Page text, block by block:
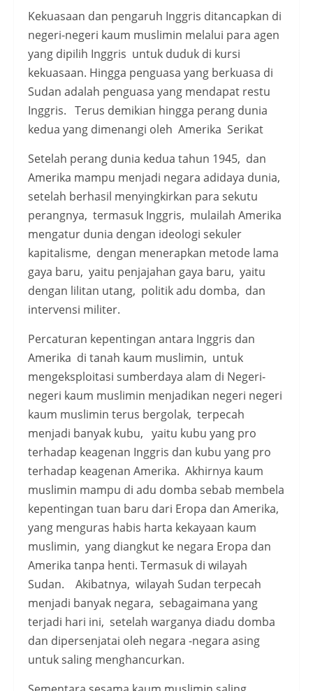
Kekuasaan dan pengaruh Inggris ditancapkan di
negeri-negeri kaum muslimin melalui para agen
yang dipilih Inggris untuk duduk di kursi
kekuasaan. Hingga penguasa yang berkuasa di
Sudan adalah penguasa yang mendapat restu
Inggris. Terus demikian hingga perang dunia
kedua yang dimenangi oleh Amerika Serikat
Setelah perang dunia kedua tahun 1945, dan
Amerika mampu menjadi negara adidaya dunia,
setelah berhasil menyingkirkan para sekutu
perangnya, termasuk Inggris, mulailah Amerika
mengatur dunia dengan ideologi sekuler
kapitalisme, dengan menerapkan metode lama
gaya baru, yaitu penjajahan gaya baru, yaitu
dengan lilitan utang, politik adu domba, dan
intervensi militer.
Percaturan kepentingan antara Inggris dan
Amerika di tanah kaum muslimin, untuk
mengeksploitasi sumberdaya alam di Negeri-
negeri kaum muslimin menjadikan negeri negeri
kaum muslimin terus bergolak, terpecah
menjadi banyak kubu, yaitu kubu yang pro
terhadap keagenan Inggris dan kubu yang pro
terhadap keagenan Amerika. Akhirnya kaum
muslimin mampu di adu domba sebab membela
kepentingan tuan baru dari Eropa dan Amerika,
yang menguras habis harta kekayaan kaum
muslimin, yang diangkut ke negara Eropa dan
Amerika tanpa henti. Termasuk di wilayah
Sudan. Akibatnya, wilayah Sudan terpecah
menjadi banyak negara, sebagaimana yang
terjadi hari ini, setelah warganya diadu domba
dan dipersenjatai oleh negara -negara asing
untuk saling menghancurkan.